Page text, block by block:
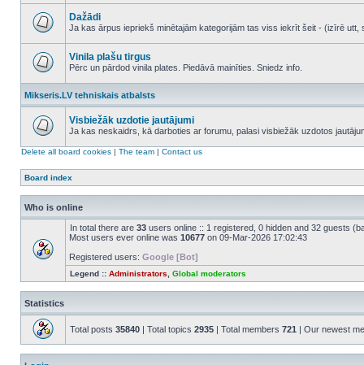
unread
posts
unread
posts
Dažādi
Ja kas ārpus iepriekš minētajām kategorijām tas viss iekrīt šeit - (izīrē utt,
unread
posts
Vinila plašu tirgus
Pērc un pārdod vinila plates. Piedāvā mainīties. Sniedz info.
Mikseris.LV tehniskais atbalsts
unread
Visbiežāk uzdotie jautājumi
Ja kas neskaidrs, kā darboties ar forumu, palasi visbiežāk uzdotos
Delete all board cookies | The team | Contact us
Board index
Who is online
In total there are 33 users online :: 1 registered, 0 hidden and 32 guests
Most users ever online was 10677 on 09-Mar-2026 17:02:43
Registered users: Google [Bot]
Legend :: Administrators Global moderators
Statistics
Total posts 35840 | Total topics 2935 | Total members 721 | Our newest